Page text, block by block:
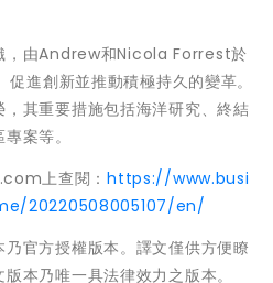
，由Andrew和Nicola Forrest於
進創新並推動積極持久的變革。
其重要措施包括海洋研究、終結
案等。
上查閱：https://www.busi
20220508005107/en/
官方授權版本。譯文僅供方便瞭
本乃唯一具法律效力之版本。